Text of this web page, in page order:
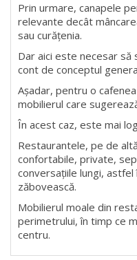
Prin urmare, canapele
relevante decât
sau curățenia.
Dar aici este necesar să
cont de conceptul
Așadar, pentru o
mobilierul care
În acest caz, este mai
Restaurantele, pe de
confortabile, private,
conversațiile lungi, astfel
zăbovească.
Mobilierul moale din
perimetrului, în timp ce
centru.